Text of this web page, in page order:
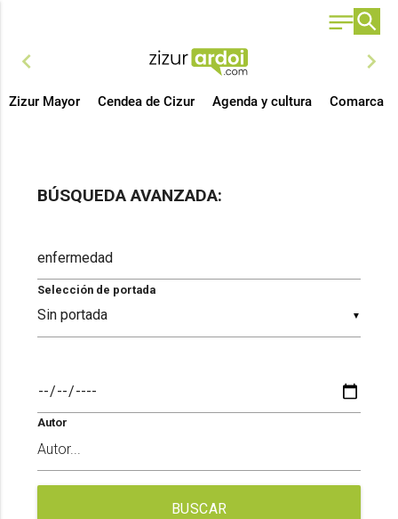
chevron_left chevron_right
Zizur Mayor Cendea de Cizur Agenda y cultura Comarca
BÚSQUEDA AVANZADA:
▼
Selección de portada
Autor
BUSCAR